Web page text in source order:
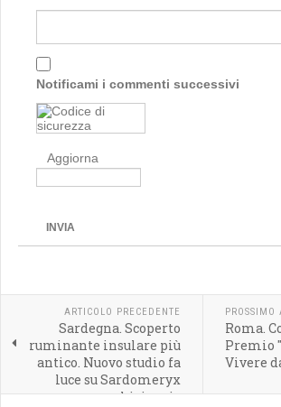
Notificami i commenti successivi
Aggiorna
INVIA
ARTICOLO PRECEDENTE
Sardegna. Scoperto
ruminante insulare più
antico. Nuovo studio fa
luce su Sardomeryx
oschiriensis
PROSSIMO
Roma.
Premio
Vivere